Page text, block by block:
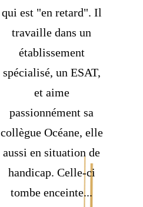
qui est "en retard". Il
travaille dans un
établissement
spécialisé, un ESAT,
et aime
passionnément sa
collègue Océane, elle
aussi en situation de
handicap. Celle-ci
tombe enceinte...